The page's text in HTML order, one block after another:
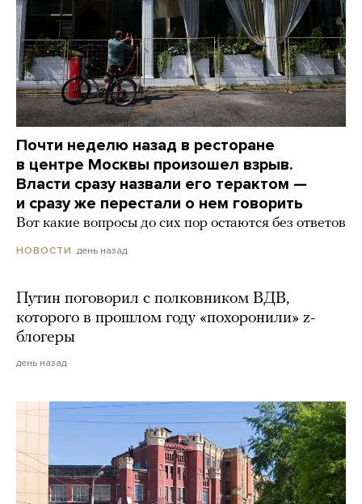
Почти неделю назад в ресторане
в центре Москвы произошел взрыв.
Власти сразу назвали его терактом —
и сразу же перестали о нем говорить
Вот какие вопросы до сих пор остаются без ответов
НОВОСТИ день назад
Путин поговорил с полковником ВДВ,
которого в прошлом году «похоронили» z-
блогеры
день назад